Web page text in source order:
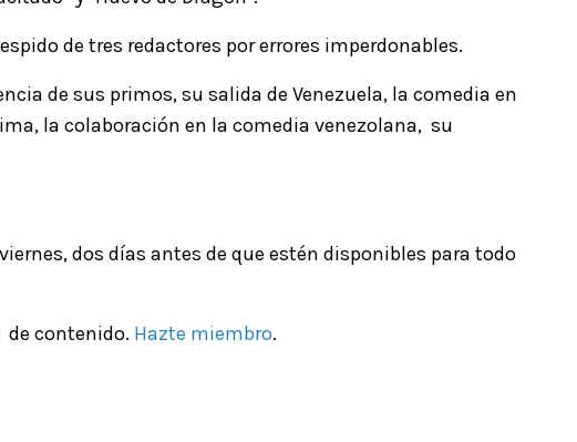
de tres redactores por errores imperdonables.
de sus primos, su salida de Venezuela, la comedia en
la colaboración en la comedia venezolana, su
dos días antes de que estén disponibles para todo
de contenido. Hazte miembro.